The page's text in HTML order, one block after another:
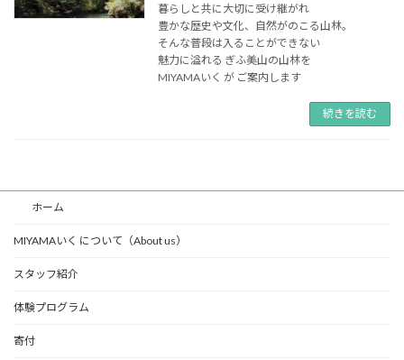
暮らしと共に大切に受け継がれ
豊かな歴史や文化、自然がのこる山林。
そんな普段は入ることができない
魅力に溢れる ぎふ美山の山林を
MIYAMAいく が ご案内します
続きを読む
ホーム
MIYAMAいく について（About us）
スタッフ紹介
体験プログラム
寄付